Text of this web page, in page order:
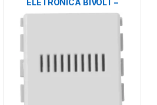
ELETRONICA BIVOLT –
TRAMONTINA